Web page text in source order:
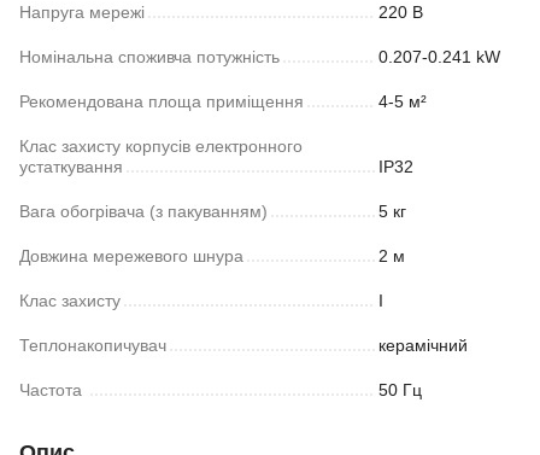
Напруга мережі 220 В
Номінальна споживча потужність 0.207-0.241 kW
Рекомендована площа приміщення 4-5 м²
Клас захисту корпусів електронного
устаткування
IP32
Вага обогрівача (з пакуванням) 5 кг
Довжина мережевого шнура 2 м
Клас захисту I
Теплонакопичувач керамічний
Частoта 50 Гц